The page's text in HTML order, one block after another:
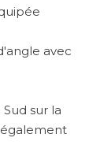
avec
sur la
également